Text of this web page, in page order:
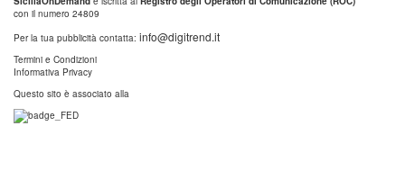
con il numero 24809
Per la tua pubblicità contatta: info@digitrend.it
Termini e Condizioni
Informativa Privacy
Questo sito è associato alla